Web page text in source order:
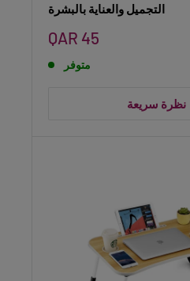
التجميل والعناية بالبشرة
سعر
QAR 45
متوفر
نظرة سريعة